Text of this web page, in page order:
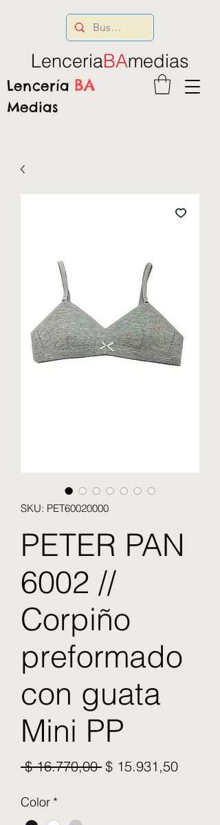
Lencería BA
Medias
LenceriaBAmedias
SKU: PET60020000
PETER PAN
6002 //
Corpiño
preformado
con guata
Mini PP
$ 16.770,00 Precio
$ 15.931,50Precio
Color *